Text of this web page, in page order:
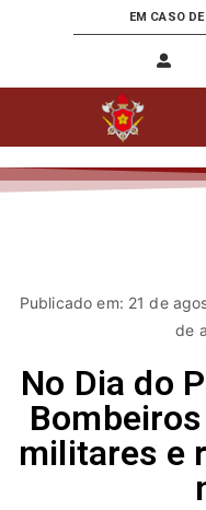
EM CASO
Publicado em: 21 de
de
No Dia do
militares e